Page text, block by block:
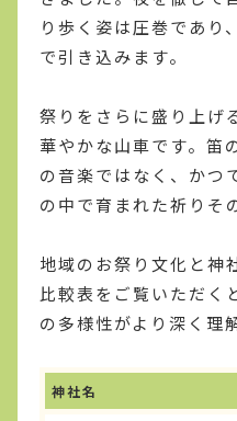
り歩く姿は圧巻であり
で引き込みます。
祭りをさらに盛り上げ
華やかな山車です。笛
の音楽ではなく、かつ
の中で育まれた祈りそ
地域のお祭り文化と神
比較表をご覧いただく
の多様性がより深く理
神社名